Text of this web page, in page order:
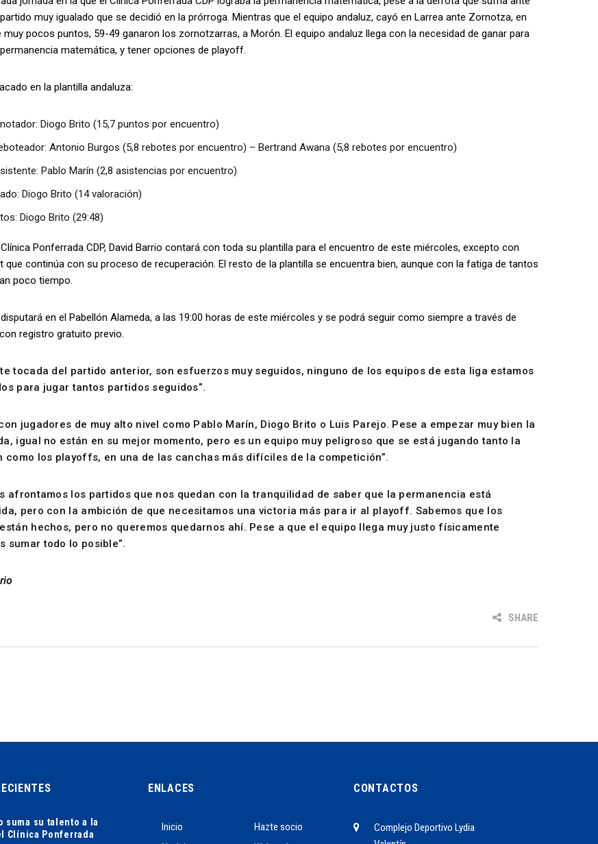
muy igualado que se decidió en la prórroga. Mientras que el equipo andaluz, cayó en Larrea ante Zornotza, en
muy pocos puntos, 59-49 ganaron los zornotzarras, a Morón. El equipo andaluz llega con la necesidad de ganar para
matemática, y tener opciones de playoff.
en la plantilla andaluza:
Diogo Brito (15,7 puntos por encuentro)
Antonio Burgos (5,8 rebotes por encuentro) – Bertrand Awana (5,8 rebotes por encuentro)
Pablo Marín (2,8 asistencias por encuentro)
Diogo Brito (14 valoración)
Diogo Brito (29:48)
Ponferrada CDP, David Barrio contará con toda su plantilla para el encuentro de este miércoles, excepto con
que continúa con su proceso de recuperación. El resto de la plantilla se encuentra bien, aunque con la fatiga de tantos
poco tiempo.
en el Pabellón Alameda, a las 19:00 horas de este miércoles y se podrá seguir como siempre a través de
con registro gratuito previo.
tocada del partido anterior, son esfuerzos muy seguidos, ninguno de los equipos de esta liga estamos
para jugar tantos partidos seguidos”.
jugadores de muy alto nivel como Pablo Marín, Diogo Brito o Luis Parejo. Pese a empezar muy bien la
igual no están en su mejor momento, pero es un equipo muy peligroso que se está jugando tanto la
como los playoffs, en una de las canchas más difíciles de la competición”.
afrontamos los partidos que nos quedan con la tranquilidad de saber que la permanencia está
pero con la ambición de que necesitamos una victoria más para ir al playoff. Sabemos que los
hechos, pero no queremos quedarnos ahí. Pese a que el equipo llega muy justo físicamente
sumar todo lo posible”.
SHARE
suma su talento a la
Clínica Ponferrada
ENLACES
Inicio
Hazte socio
CONTACTOS
Complejo Deportivo Lydia